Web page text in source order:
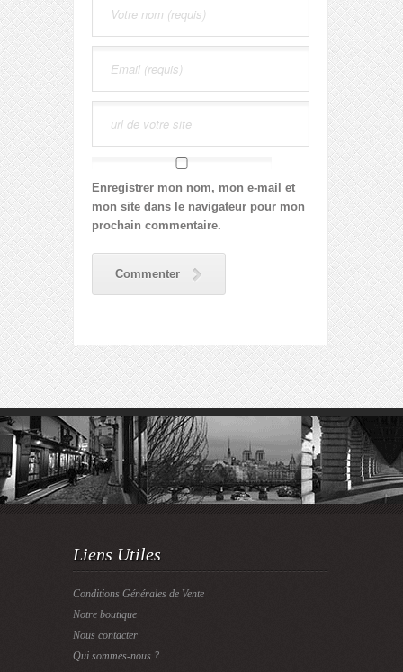
Enregistrer mon nom, mon e-mail et
mon site dans le navigateur pour mon
prochain commentaire.
Commenter
Liens Utiles
Conditions Générales de Vente
Notre boutique
Nous contacter
Qui sommes-nous ?